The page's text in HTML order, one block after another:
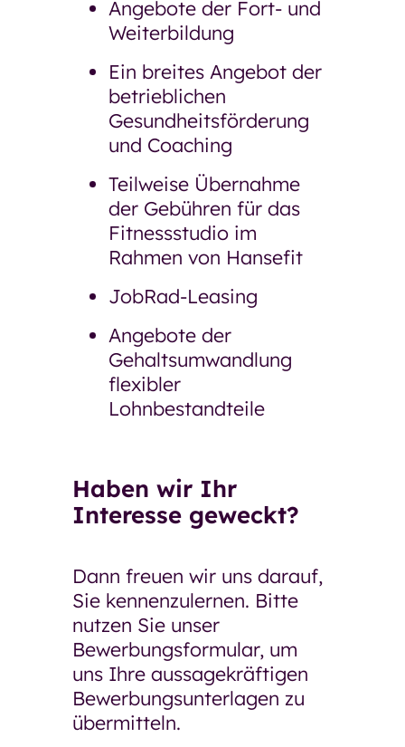
Angebote der Fort- und
Weiterbildung
Ein breites Angebot der
betrieblichen
Gesundheitsförderung
und Coaching
Teilweise Übernahme
der Gebühren für das
Fitnessstudio im
Rahmen von Hansefit
JobRad-Leasing
Angebote der
Gehaltsumwandlung
flexibler
Lohnbestandteile
Haben wir Ihr
Interesse geweckt?
Dann freuen wir uns darauf,
Sie kennenzulernen. Bitte
nutzen Sie unser
Bewerbungsformular, um
uns Ihre aussagekräftigen
Bewerbungsunterlagen zu
übermitteln.